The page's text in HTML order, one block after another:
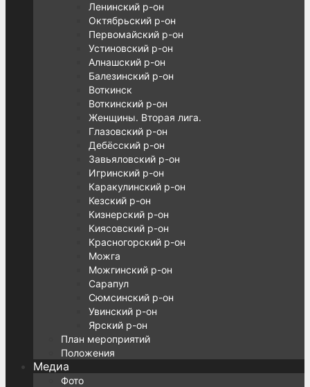
Ленинский р-он
Октябрьский р-он
Первомайский р-он
Устиновский р-он
Алнашский р-он
Балезинский р-он
Воткинск
Воткинский р-он
Женщины. Вторая лига.
Глазовский р-он
Дебёсский р-он
Завьяловский р-он
Игринский р-он
Каракулинский р-он
Кезский р-он
Кизнерский р-он
Киясовский р-он
Красногорский р-он
Можга
Можгинский р-он
Сарапул
Сюмсинский р-он
Увинский р-он
Ярский р-он
План мероприятий
Положения
Медиа
Фото